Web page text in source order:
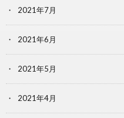
2021年7月
2021年6月
2021年5月
2021年4月